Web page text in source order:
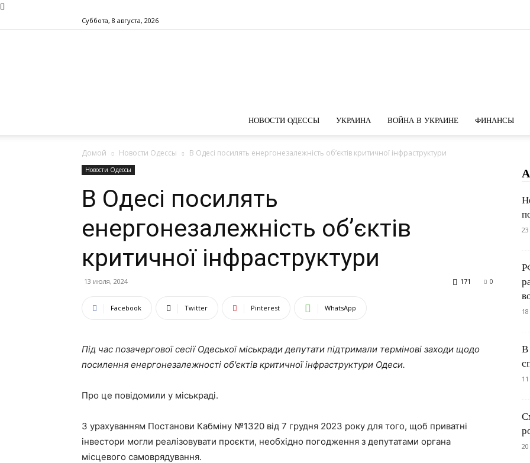
Суббота, 8 августа, 2026
НОВОСТИ ОДЕССЫ УКРАИНА ВОЙНА В УКРАИНЕ ФИНАНСЫ
Домой Новости Одессы В Одесі посилять енергонезалежність об’єктів критичної інфраструктури
Новости Одессы
В Одесі посилять
енергонезалежність об’єктів
критичної інфраструктури
13 июля, 2024 0
171
Facebook Twitter Pinterest WhatsApp
Під час позачергової сесії Одеської міськради депутати підтримали термінові заходи щодо
посилення енергонезалежності об'єктів критичної інфраструктури Одеси.
Про це повідомили у міськраді.
З урахуванням Постанови Кабміну №1320 від 7 грудня 2023 року для того, щоб приватні
інвестори могли реалізовувати проєкти, необхідно погодження з депутатами органа
місцевого самоврядування.
В